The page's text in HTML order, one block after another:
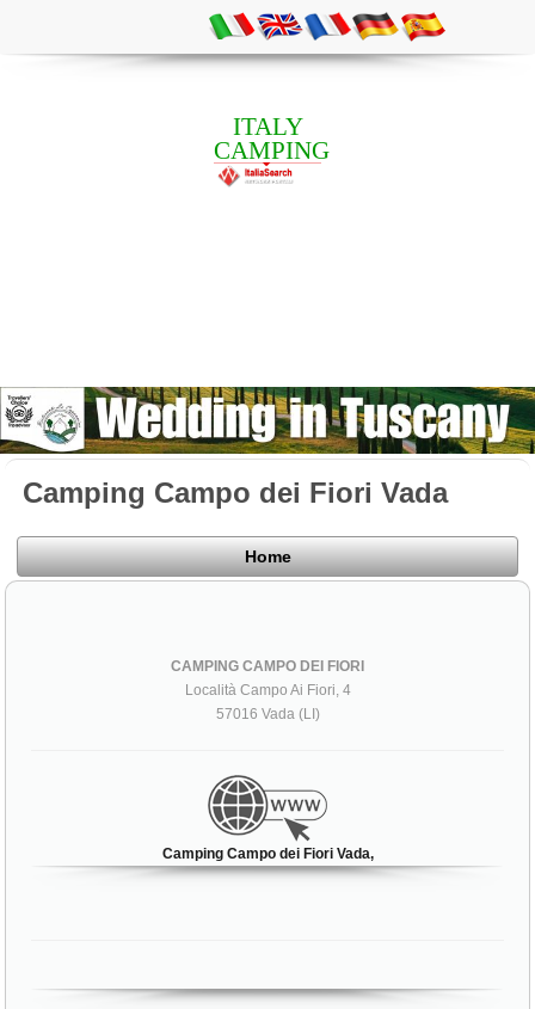
ITALY
CAMPING
Camping Campo dei Fiori Vada
Home
CAMPING CAMPO DEI FIORI
Località Campo Ai Fiori, 4
57016 Vada (LI)
Camping Campo dei Fiori Vada,